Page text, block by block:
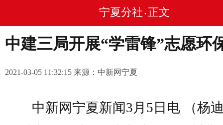
宁夏分社 • 正文
中建三局开展“学雷锋”志愿环
2021-03-05 11:32:15 来源：中新网宁夏
中新网宁夏新闻3月5日电 （杨